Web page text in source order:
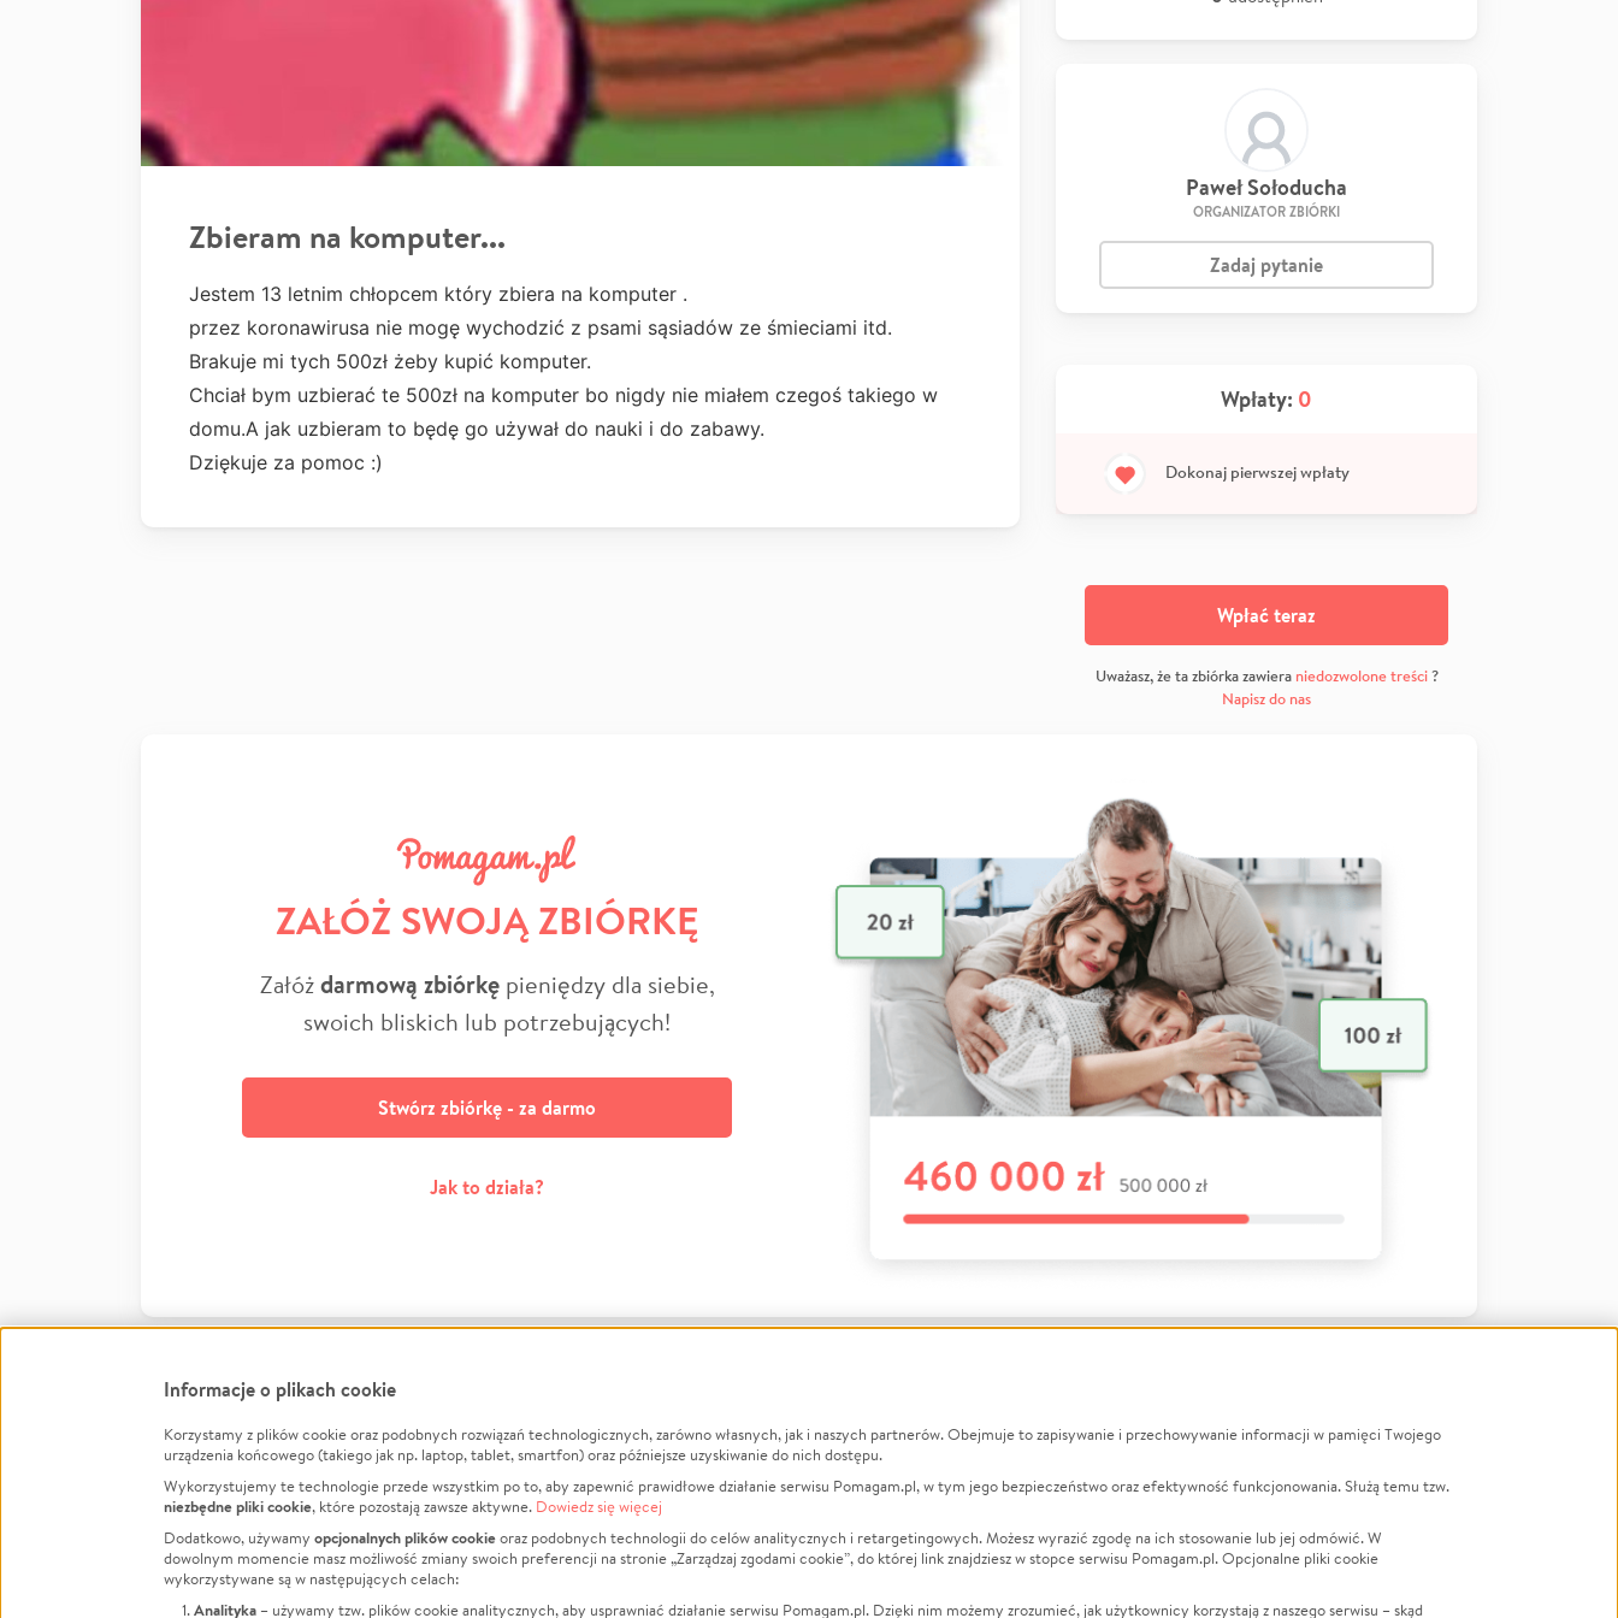
Zbieram na komputer...
Jestem 13 letnim chłopcem który zbiera na komputer .
przez koronawirusa nie mogę wychodzić z psami sąsiadów ze śmieciami itd.
Brakuje mi tych 500zł żeby kupić komputer.
Chciał bym uzbierać te 500zł na komputer bo nigdy nie miałem czegoś takiego w
domu.A jak uzbieram to będę go używał do nauki i do zabawy.
Dziękuje za pomoc :)
Paweł Sołoducha
ORGANIZATOR ZBIÓRKI
Zadaj pytanie
Wpłaty: 0
Dokonaj pierwszej wpłaty
Wpłać teraz
Uważasz, że ta zbiórka zawiera niedozwolone treści?
Napisz do nas
ZAŁÓŻ SWOJĄ ZBIÓRKĘ
Załóżdarmową zbiórkępieniędzy dla siebie,
swoich bliskich lub potrzebujących!
Stwórz zbiórkę - za darmo
Jak to działa?
FacebookTwitter Instagram
LinkedInTikTok Youtube
Informacje
Jak to działa?
Regulamin
Polityka Prywatności
O nas
Opinie
Raporty
Za darmo
Zbieraj na
Leczenie
Zwierzęta
Pożar
LGBTQ+
Powódź
Wichura
Informacje o plikach cookie
Korzystamy z plików cookie oraz podobnych rozwiązań technologicznych, zarówno własnych, jak i naszych partnerów. Obejmuje to zapisywanie i przechowywanie informacji w pamięci Twojego
urządzenia końcowego (takiego jak np. laptop, tablet, smartfon) oraz późniejsze uzyskiwanie do nich dostępu.
Wykorzystujemy te technologie przede wszystkim po to, aby zapewnić prawidłowe działanie serwisu Pomagam.pl, w tym jego bezpieczeństwo oraz efektywność funkcjonowania. Służą temu tzw.
niezbędne pliki cookie, które pozostają zawsze aktywne. Dowiedz się więcej
Dodatkowo, używamy opcjonalnych plików cookieoraz podobnych technologii do celów analitycznych i retargetingowych. Możesz wyrazić zgodę na ich stosowanie lub jej odmówić. W
dowolnym momencie masz możliwość zmiany swoich preferencji na stronie „Zarządzaj zgodami cookie”, do której link znajdziesz w stopce serwisu Pomagam.pl. Opcjonalne pliki cookie
wykorzystywane są w następujących celach:
Analityka – używamy tzw. plików cookie analitycznych, aby usprawniać działanie serwisu Pomagam.pl. Dzięki nim możemy zrozumieć, jak użytkownicy korzystają z naszego serwisu – skąd